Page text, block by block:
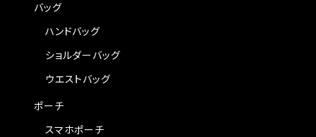
バッグ
ハンドバッグ
ショルダーバッグ
ウエストバッグ
ポーチ
スマホポーチ